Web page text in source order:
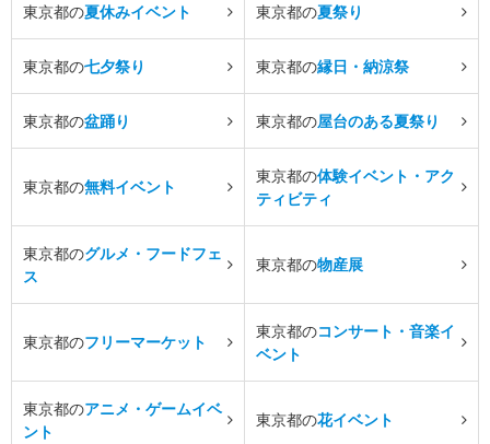
東京都の夏休みイベント 東京都の夏祭り
東京都の七夕祭り 東京都の縁日・納涼祭
東京都の盆踊り 東京都の屋台のある夏祭り
東京都の無料イベント
東京都の体験イベント・アク
ティビティ
東京都のグルメ・フードフェ
ス
東京都の物産展
東京都のフリーマーケット
東京都のコンサート・音楽イ
ベント
東京都のアニメ・ゲームイベ
ント
東京都の花イベント